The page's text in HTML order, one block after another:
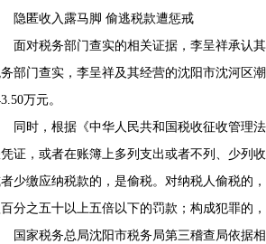
隐匿收入露马脚 偷逃税款遭惩戒
面对税务部门查实的相关证据，李呈祥承认
部门查实，李呈祥及其经营的沈阳市沈河区
万元。
同时，根据《中华人民共和国税收征收管理
证，或者在账簿上多列支出或者不列、少列
少缴应纳税款的，是偷税。对纳税人偷税的
分之五十以上五倍以下的罚款；构成犯罪的，
国家税务总局沈阳市税务局第三稽查局依据